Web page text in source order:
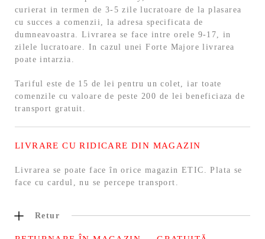
curierat in termen de 3-5 zile lucratoare de la plasarea
cu succes a comenzii, la adresa specificata de
dumneavoastra. Livrarea se face intre orele 9-17, in
zilele lucratoare. In cazul unei Forte Majore livrarea
poate intarzia.
Tariful este de 15 de lei pentru un colet, iar toate
comenzile cu valoare de peste 200 de lei beneficiaza de
transport gratuit.
LIVRARE CU RIDICARE DIN MAGAZIN
Livrarea se poate face în orice magazin ETIC. Plata se
face cu cardul, nu se percepe transport.
Retur